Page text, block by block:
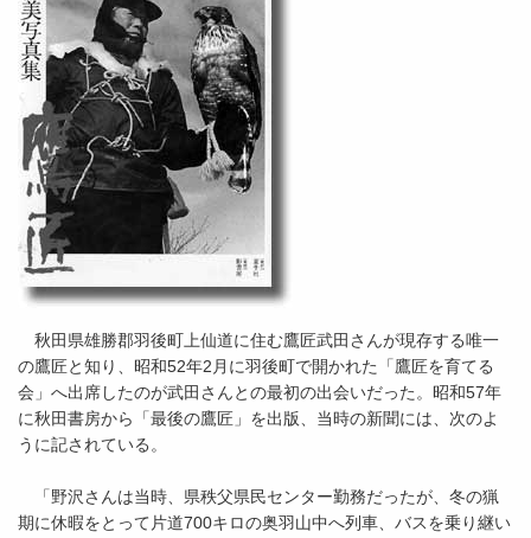
秋田県雄勝郡羽後町上仙道に住む鷹匠武田さんが現存する唯一
の鷹匠と知り、昭和52年2月に羽後町で開かれた「鷹匠を育てる
会」へ出席したのが武田さんとの最初の出会いだった。昭和57年
に秋田書房から「最後の鷹匠」を出版、当時の新聞には、次のよ
うに記されている。
「野沢さんは当時、県秩父県民センター勤務だったが、冬の猟
期に休暇をとって片道700キロの奥羽山中へ列車、バスを乗り継い